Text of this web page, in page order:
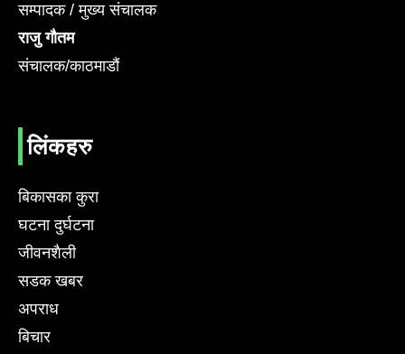
सम्पादक / मुख्य संचालक
राजु गौतम
संचालक/काठमाडौं
लिंकहरु
बिकासका कुरा
घटना दुर्घटना
जीवनशैली
सडक खबर
अपराध
बिचार